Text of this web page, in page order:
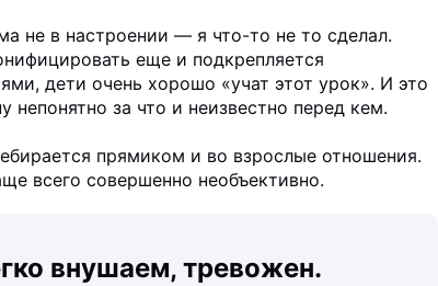
не в настроении — я что-то не то сделал.
еще и подкрепляется
дети очень хорошо «учат этот урок». И это
за что и неизвестно перед кем.
прямиком и во взрослые отношения.
всего совершенно необъективно.
внушаем, тревожен.